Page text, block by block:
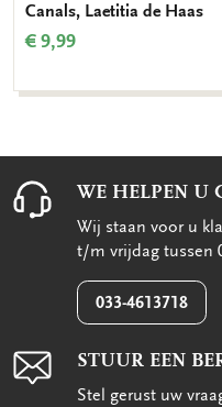
Canals, Laetitia de Haas
€ 9,99
WE HELPEN U
Wij staan voor u
t/m vrijdag tussen
033-4613718
STUUR EEN
Stel gerust uw